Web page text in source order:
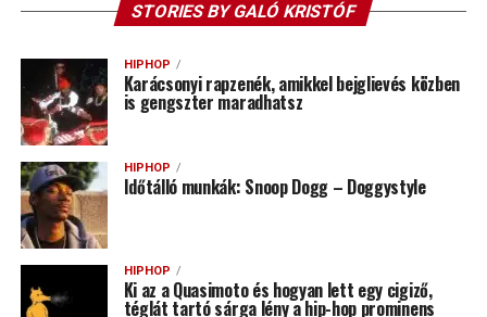
STORIES BY GALÓ KRISTÓF
HIPHOP
Karácsonyi rapzenék, amikkel bejglievés közben
is gengszter maradhatsz
HIPHOP
Időtálló munkák: Snoop Dogg – Doggystyle
HIPHOP
Ki az a Quasimoto és hogyan lett egy cigiző,
téglát tartó sárga lény a hip-hop prominens